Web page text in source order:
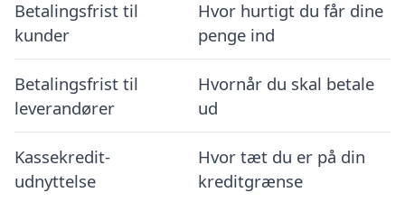
Betalingsfrist til
kunder
Hvor hurtigt du får dine
penge ind
Betalingsfrist til
leverandører
Hvornår du skal betale
ud
Kassekredit-
udnyttelse
Hvor tæt du er på din
kreditgrænse